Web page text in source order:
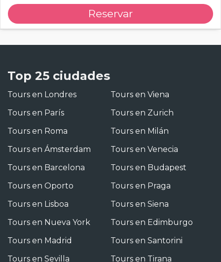
Reservar
Top 25 ciudades
Tours en Londres
Tours en París
Tours en Roma
Tours en Ámsterdam
Tours en Barcelona
Tours en Oporto
Tours en Lisboa
Tours en Nueva York
Tours en Madrid
Tours en Sevilla
Tours en Viena
Tours en Zurich
Tours en Milán
Tours en Venecia
Tours en Budapest
Tours en Praga
Tours en Siena
Tours en Edimburgo
Tours en Santorini
Tours en Tirana